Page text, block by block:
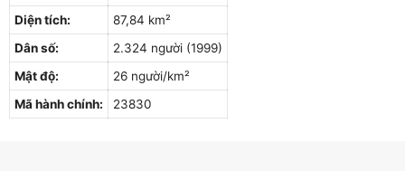
Diện tích:
87,84 km²
Dân số:
2.324 người (1999)
Mật độ:
26 người/km²
Mã hành chính:
23830